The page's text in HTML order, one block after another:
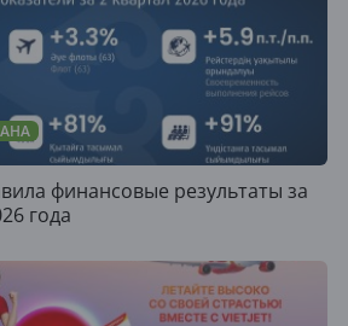
финансовые результаты за
года